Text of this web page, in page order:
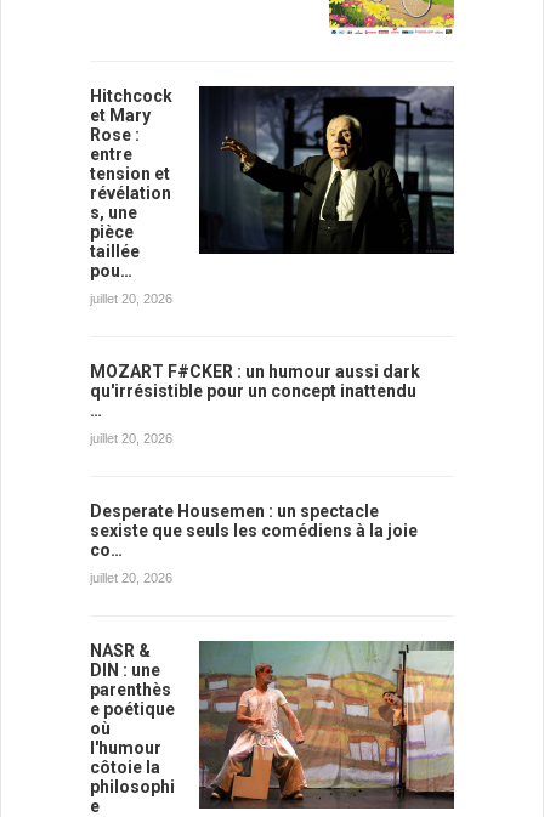
Hitchcock
et Mary
Rose :
entre
tension et
révélation
s, une
pièce
taillée
pou…
juillet 20, 2026
MOZART F#CKER : un humour aussi dark
qu'irrésistible pour un concept inattendu
…
juillet 20, 2026
Desperate Housemen : un spectacle
sexiste que seuls les comédiens à la joie
co…
juillet 20, 2026
NASR &
DIN : une
parenthès
e poétique
où
l'humour
côtoie la
philosophi
e